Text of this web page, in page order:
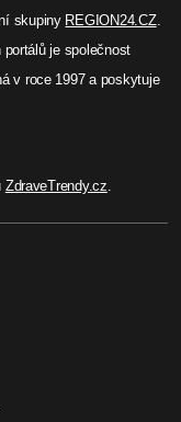
skupiny REGION24.CZ.
je společnost
v roce 1997 a poskytuje
ZdraveTrendy.cz.